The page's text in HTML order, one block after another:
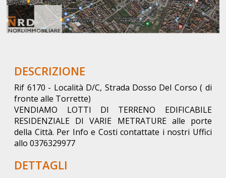
DESCRIZIONE
Rif 6170 - Località D/C, Strada Dosso Del Corso ( di
fronte alle Torrette)
VENDIAMO LOTTI DI TERRENO EDIFICABILE
RESIDENZIALE DI VARIE METRATURE alle porte
della Città. Per Info e Costi contattate i nostri Uffici
allo 0376329977
DETTAGLI